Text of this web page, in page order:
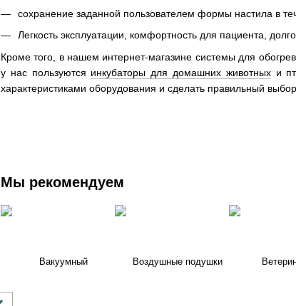
сохранение заданной пользователем формы настила в
Легкость эксплуатации, комфортность для пациента,
Кроме того, в нашем интернет-магазине системы для
у нас пользуются инкубаторы для домашних животныхи
характеристиками оборудования и сделать правильный
Мы рекомендуем